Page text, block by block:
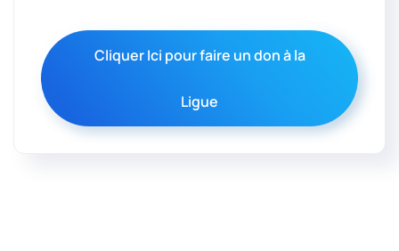
Cliquer Ici pour faire un don à la
Ligue